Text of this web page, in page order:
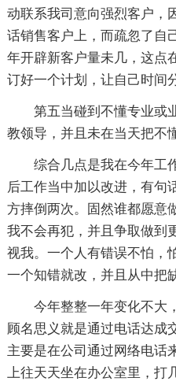
动联系我司意向强烈客户，
话销售客户上，而疏忽了自
年开辟新客户量未几，这点
订好一个计划，让自己时间
第五当碰到不懂专业或
教领导，并且未在当天把不
综合几点是我在今年工
后工作当中加以改进，有句
方摔倒两次。固然谁都愿意
我不会再犯，并且争取做到
视我。一个人有错误不怕，
一个知错就改，并且从中把
今年整整一年变化不大
顾名思义就是通过电话达成
主要是在公司通过网络电话
上往天天坐在办公室里，打